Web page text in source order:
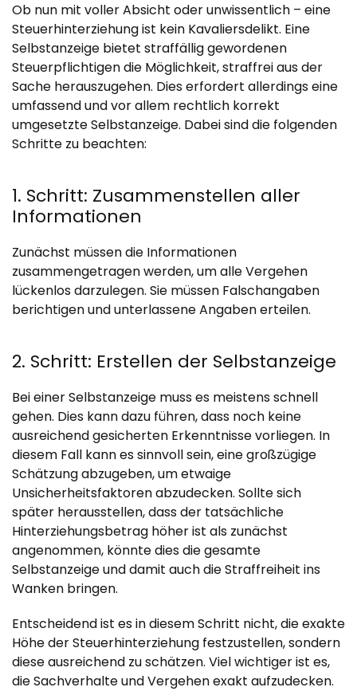
Ob nun mit voller Absicht oder unwissentlich – eine
Steuerhinterziehung ist kein Kavaliersdelikt. Eine
Selbstanzeige bietet straffällig gewordenen
Steuerpflichtigen die Möglichkeit, straffrei aus der
Sache herauszugehen. Dies erfordert allerdings eine
umfassend und vor allem rechtlich korrekt
umgesetzte Selbstanzeige. Dabei sind die folgenden
Schritte zu beachten:
1. Schritt: Zusammenstellen aller
Informationen
Zunächst müssen die Informationen
zusammengetragen werden, um alle Vergehen
lückenlos darzulegen. Sie müssen Falschangaben
berichtigen und unterlassene Angaben erteilen.
2. Schritt: Erstellen der Selbstanzeige
Bei einer Selbstanzeige muss es meistens schnell
gehen. Dies kann dazu führen, dass noch keine
ausreichend gesicherten Erkenntnisse vorliegen. In
diesem Fall kann es sinnvoll sein, eine großzügige
Schätzung abzugeben, um etwaige
Unsicherheitsfaktoren abzudecken. Sollte sich
später herausstellen, dass der tatsächliche
Hinterziehungsbetrag höher ist als zunächst
angenommen, könnte dies die gesamte
Selbstanzeige und damit auch die Straffreiheit ins
Wanken bringen.
Entscheidend ist es in diesem Schritt nicht, die exakte
Höhe der Steuerhinterziehung festzustellen, sondern
diese ausreichend zu schätzen. Viel wichtiger ist es,
die Sachverhalte und Vergehen exakt aufzudecken.